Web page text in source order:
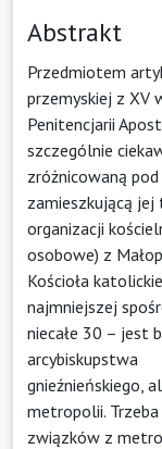
Abstrakt
Przedmiotem
przemyskiej z XV
Penitencjarii
szczególnie
zróżnicowaną
zamieszkującą jej
organizacji
osobowe) z
Kościoła
najmniejszej
niecałe 30 – jest
arcybiskupstwa
gnieźnieńskiego,
metropolii.
związków z